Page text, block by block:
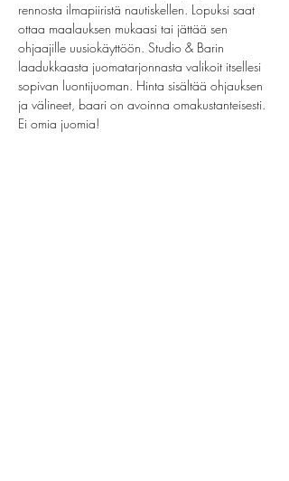
rennosta ilmapiiristä nautiskellen. Lopuksi saat
ottaa maalauksen mukaasi tai jättää sen
ohjaajille uusiokäyttöön. Studio & Barin
laadukkaasta juomatarjonnasta valikoit itsellesi
sopivan luontijuoman. Hinta sisältää ohjauksen
ja välineet, baari on avoinna omakustanteisesti.
Ei omia juomia!